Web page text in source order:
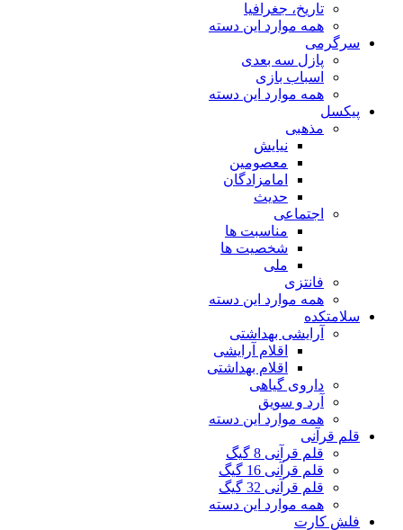
تاریخ، جغرافیا
همه موارد این دسته
سرگرمی
پازل سه بعدی
اسباب بازی
همه موارد این دسته
پیکسل
مذهبی
نیایش
معصومین
امامزادگان
حدیث
اجتماعی
مناسبت ها
شخصیت ها
ملی
فانتزی
همه موارد این دسته
سلامتکده
آرایشی بهداشتی
اقلام آرایشی
اقلام بهداشتی
داروی گیاهی
آرد و سویق
همه موارد این دسته
قلم قرآنی
قلم قرآنی 8 گیگ
قلم قرآنی 16 گیگ
قلم قرآنی 32 گیگ
همه موارد این دسته
فلش کارت